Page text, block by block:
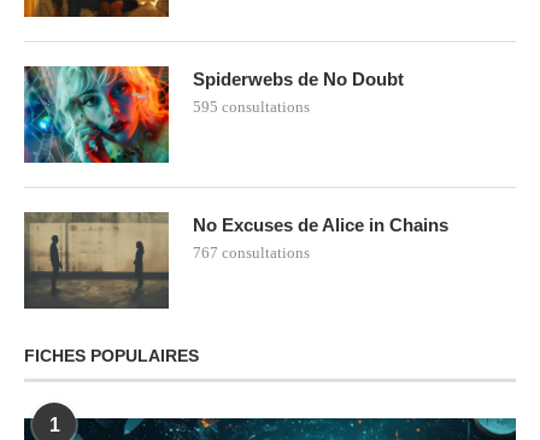
Spiderwebs de No Doubt
595 consultations
No Excuses de Alice in Chains
767 consultations
FICHES POPULAIRES
1